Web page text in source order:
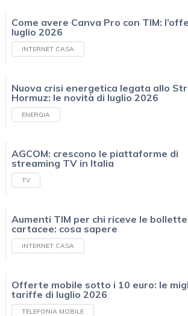
Come avere Canva Pro con TIM:
luglio 2026
INTERNET CASA
Nuova crisi energetica legata allo
Hormuz: le novità di luglio 2026
ENERGIA
AGCOM: crescono le piattaforme di
streaming TV in Italia
TV
Aumenti TIM per chi riceve le bollette
cartacee: cosa sapere
INTERNET CASA
Offerte mobile sotto i 10 euro: le
tariffe di luglio 2026
TELEFONIA MOBILE